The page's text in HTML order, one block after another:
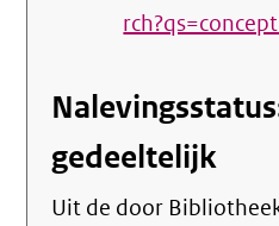
gedeeltelijk
Uit de door Bibliotheek Rijssen-Holten